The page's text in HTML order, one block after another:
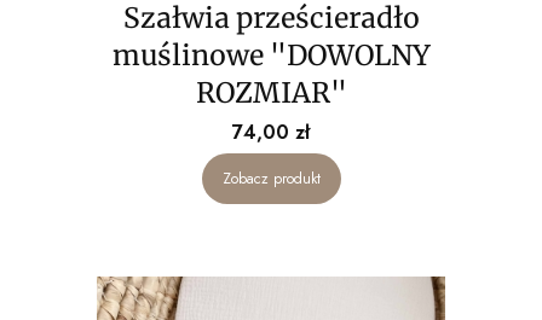
Szałwia prześcieradło
muślinowe "DOWOLNY
ROZMIAR"
Cena
74,00 zł
Zobacz produkt